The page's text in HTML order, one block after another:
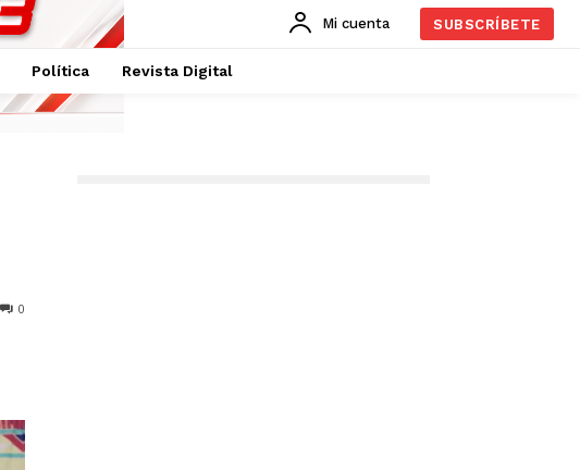
Mi cuenta SUBSCRÍBETE
Política Revista Digital
0